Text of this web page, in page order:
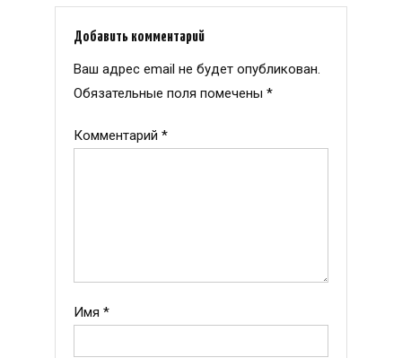
Добавить комментарий
Ваш адрес email не будет опубликован.
Обязательные поля помечены *
Комментарий *
Имя *